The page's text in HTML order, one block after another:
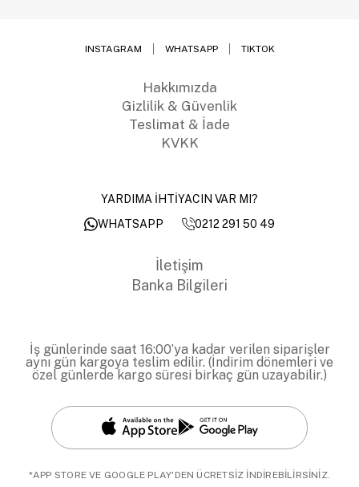
INSTAGRAM WHATSAPP TIKTOK
Hakkımızda
Gizlilik & Güvenlik
Teslimat & İade
KVKK
YARDIMA İHTİYACIN VAR MI?
WHATSAPP
0212 291 50 49
İletişim
Banka Bilgileri
İş günlerinde saat 16:00’ya kadar verilen siparişler
aynı gün kargoya teslim edilir. (İndirim dönemleri ve
özel günlerde kargo süresi birkaç gün uzayabilir.)
*APP STORE VE GOOGLE PLAY'DEN ÜCRETSİZ İNDİREBİLİRSİNİZ.